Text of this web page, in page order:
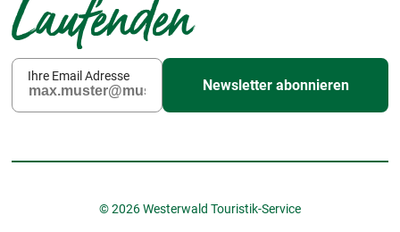
Laufenden
Ihre Email Adresse
Newsletter abonnieren
© 2026 Westerwald Touristik-Service